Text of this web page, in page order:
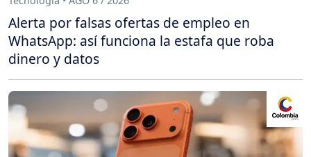
Alerta por falsas ofertas de empleo en
WhatsApp: así funciona la estafa que roba
dinero y datos